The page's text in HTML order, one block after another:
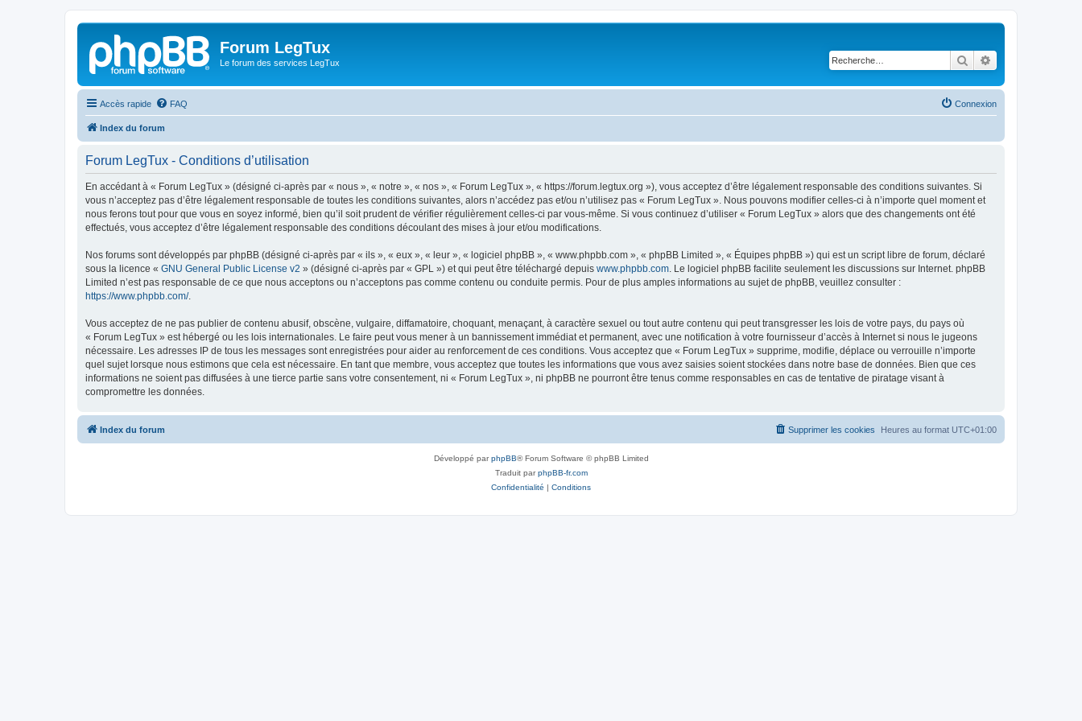
Forum LegTux
Le forum des services LegTux Rechercher
Accès rapide FAQ Connexion
Index du forum
Forum LegTux - Conditions d’utilisation
En accédant à « Forum LegTux » (désigné ci-après par « nous », « notre », « nos », « Forum LegTux », « https://forum.legtux.org »), vous acceptez d’être légalement responsable des conditions suivantes. Si
vous n’acceptez pas d’être légalement responsable de toutes les conditions suivantes, alors n’accédez pas et/ou n’utilisez pas « Forum LegTux ». Nous pouvons modifier celles-ci à n’importe quel moment et
nous ferons tout pour que vous en soyez informé, bien qu’il soit prudent de vérifier régulièrement celles-ci par vous-même. Si vous continuez d’utiliser « Forum LegTux » alors que des changements ont été
effectués, vous acceptez d’être légalement responsable des conditions découlant des mises à jour et/ou modifications.
Nos forums sont développés par phpBB (désigné ci-après par « ils », « eux », « leur », « logiciel phpBB », « www.phpbb.com », « phpBB Limited », « Équipes phpBB ») qui est un script libre de forum, déclaré
sous la licence « GNU General Public License v2 » (désigné ci-après par « GPL ») et qui peut être téléchargé depuis www.phpbb.com . Le logiciel phpBB facilite seulement les discussions sur Internet. phpBB
Limited n’est pas responsable de ce que nous acceptons ou n’acceptons pas comme contenu ou conduite permis. Pour de plus amples informations au sujet de phpBB, veuillez consulter :
https://www.phpbb.com/.
Vous acceptez de ne pas publier de contenu abusif, obscène, vulgaire, diffamatoire, choquant, menaçant, à caractère sexuel ou tout autre contenu qui peut transgresser les lois de votre pays, du pays où
« Forum LegTux » est hébergé ou les lois internationales. Le faire peut vous mener à un bannissement immédiat et permanent, avec une notification à votre fournisseur d’accès à Internet si nous le jugeons
nécessaire. Les adresses IP de tous les messages sont enregistrées pour aider au renforcement de ces conditions. Vous acceptez que « Forum LegTux » supprime, modifie, déplace ou verrouille n’importe
quel sujet lorsque nous estimons que cela est nécessaire. En tant que membre, vous acceptez que toutes les informations que vous avez saisies soient stockées dans notre base de données. Bien que ces
informations ne soient pas diffusées à une tierce partie sans votre consentement, ni « Forum LegTux », ni phpBB ne pourront être tenus comme responsables en cas de tentative de piratage visant à
compromettre les données.
Index du forum Heures au format UTC+01:00
Supprimer les cookies
Développé parphpBB® Forum Software © phpBB Limited
Traduit parphpBB-fr.com
Confidentialité | Conditions